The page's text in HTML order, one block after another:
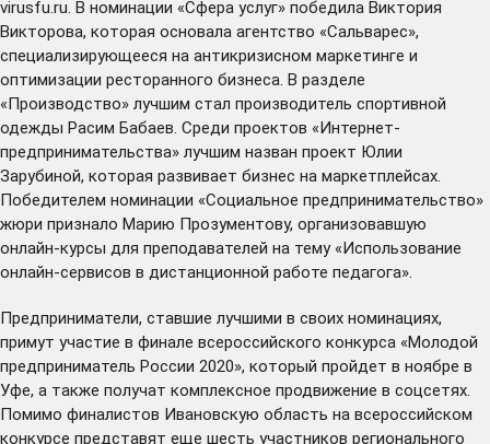
virusfu.ru. В номинации «Сфера услуг» победила Виктория
Викторова, которая основала агентство «Сальварес»,
специализирующееся на антикризисном маркетинге и
оптимизации ресторанного бизнеса. В разделе
«Производство» лучшим стал производитель спортивной
одежды Расим Бабаев. Среди проектов «Интернет-
предпринимательства» лучшим назван проект Юлии
Зарубиной, которая развивает бизнес на маркетплейсах.
Победителем номинации «Социальное предпринимательство»
жюри признало Марию Прозументову, организовавшую
онлайн-курсы для преподавателей на тему «Использование
онлайн-сервисов в дистанционной работе педагога».
Предприниматели, ставшие лучшими в своих номинациях,
примут участие в финале всероссийского конкурса «Молодой
предприниматель России 2020», который пройдет в ноябре в
Уфе, а также получат комплексное продвижение в соцсетях.
Помимо финалистов Ивановскую область на всероссийском
конкурсе представят еще шесть участников регионального